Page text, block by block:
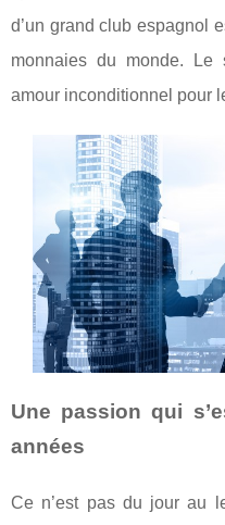
d’un grand club espagnol
monnaies du monde.
amour inconditionnel pour
Une passion qui
années
Ce n’est pas du jour au